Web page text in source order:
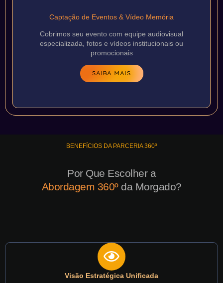
Captação de Eventos & Vídeo Memória
Cobrimos seu evento com equipe audiovisual
especializada, fotos e vídeos institucionais ou
promocionais
SAIBA MAIS
BENEFÍCIOS DA PARCERIA 360º
Por Que Escolher a
Abordagem 360º da Morgado?
Visão Estratégica Unificada